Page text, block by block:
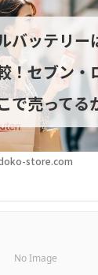
store.com
バッテリー
！セブン・
で売ってる
No Image